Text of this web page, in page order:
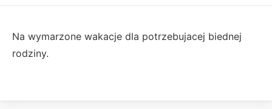
Na wymarzone wakacje dla potrzebujacej biednej
rodziny.